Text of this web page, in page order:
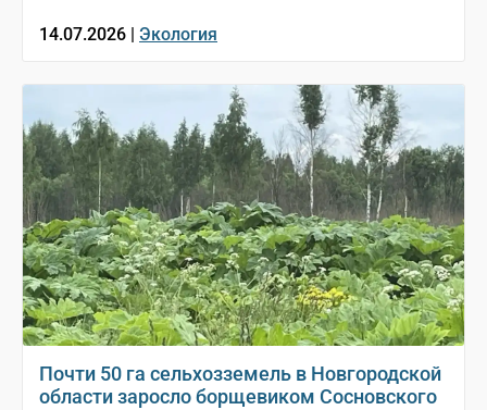
14.07.2026 | Экология
Почти 50 га сельхозземель в Новгородской
области заросло борщевиком Сосновского